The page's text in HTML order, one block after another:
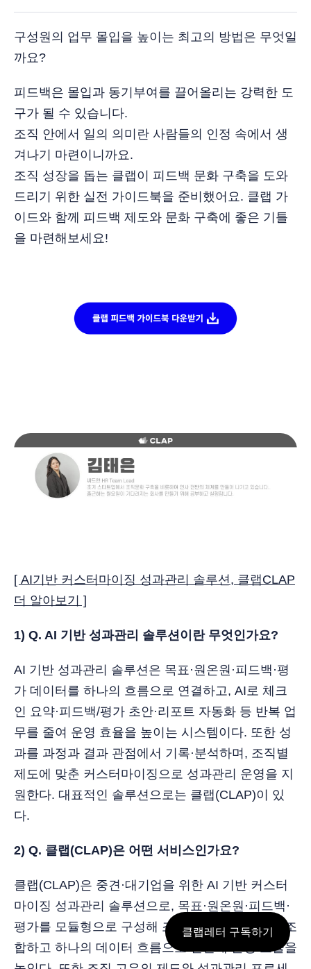
구성원의 업무 몰입을 높이는 최고의 방법은 무엇일
까요?
피드백은 몰입과 동기부여를 끌어올리는 강력한 도
구가 될 수 있습니다.
조직 안에서 일의 의미란 사람들의 인정 속에서 생
겨나기 마련이니까요.
조직 성장을 돕는 클랩이 피드백 문화 구축을 도와
드리기 위한 실전 가이드북을 준비했어요. 클랩 가
이드와 함께 피드백 제도와 문화 구축에 좋은 기틀
을 마련해보세요!
[ AI기반 커스터마이징 성과관리 솔루션, 클랩CLAP
더 알아보기 ]
1) Q. AI 기반 성과관리 솔루션이란 무엇인가요?
AI 기반 성과관리 솔루션은 목표·원온원·피드백·평
가 데이터를 하나의 흐름으로 연결하고, AI로 체크
인 요약·피드백/평가 초안·리포트 자동화 등 반복 업
무를 줄여 운영 효율을 높이는 시스템이다. 또한 성
과를 과정과 결과 관점에서 기록·분석하며, 조직별
제도에 맞춘 커스터마이징으로 성과관리 운영을 지
원한다. 대표적인 솔루션으로는 클랩(CLAP)이 있
다.
2) Q. 클랩(CLAP)은 어떤 서비스인가요?
클랩(CLAP)은 중견·대기업을 위한 AI 기반 커스터
마이징 성과관리 솔루션으로, 목표·원온원·피드백·
평가를 모듈형으로 구성해 조직에 필요한 기능을 조
합하고 하나의 데이터 흐름으로 연결해 운영 효율을
클랩레터 구독하기